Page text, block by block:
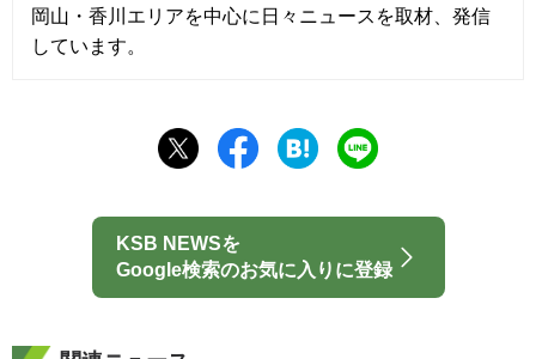
岡山・香川エリアを中心に日々ニュースを取材、発信
しています。
KSB NEWSを
Google検索のお気に入りに登録